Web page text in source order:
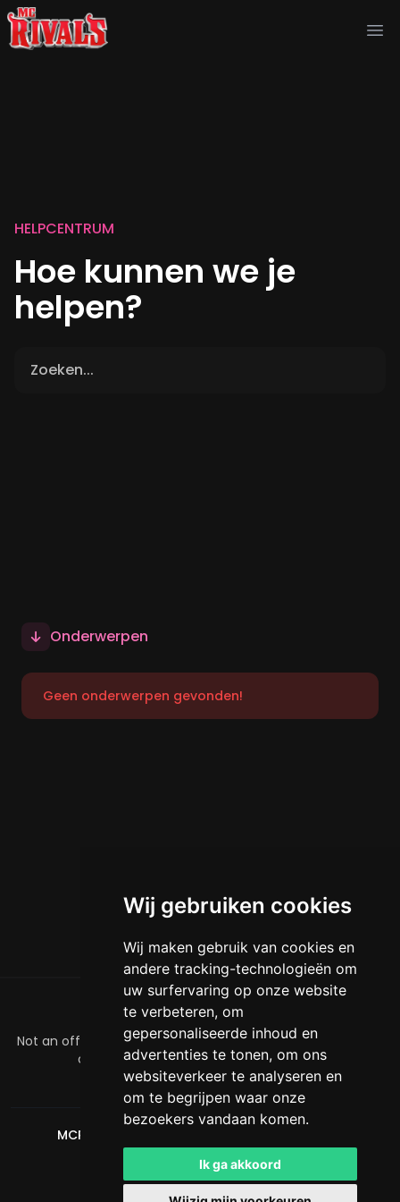
Wij gebruiken cookies
Wij maken gebruik van cookies en
andere tracking-technologieën om
uw surfervaring op onze website
te verbeteren, om
gepersonaliseerde inhoud en
advertenties te tonen, om ons
websiteverkeer te analyseren en
om te begrijpen waar onze
bezoekers vandaan komen.
Ik ga akkoord
HELPCENTRUM
Hoe kunnen we je
helpen?
Onderwerpen
Geen onderwerpen gevonden!
OVER
Not an official Minecraft product/service. Not approved by
or associated with Mojang or Microsoft.
officialmcrivals@gmail.com
MCRivals
Powered byLeaderOS
Nederlands USD